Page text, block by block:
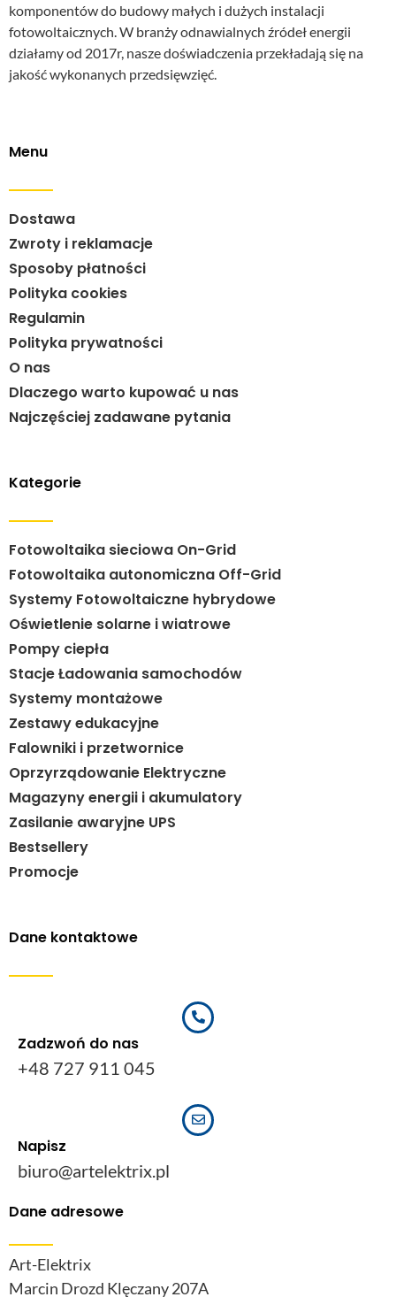
komponentów do budowy małych i dużych instalacji
fotowoltaicznych. W branży odnawialnych źródeł energii
działamy od 2017r, nasze doświadczenia przekładają się na
jakość wykonanych przedsięwzięć.
Menu
Dostawa
Zwroty i reklamacje
Sposoby płatności
Polityka cookies
Regulamin
Polityka prywatności
O nas
Dlaczego warto kupować u nas
Najczęściej zadawane pytania
Kategorie
Fotowoltaika sieciowa On-Grid
Fotowoltaika autonomiczna Off-Grid
Systemy Fotowoltaiczne hybrydowe
Oświetlenie solarne i wiatrowe
Pompy ciepła
Stacje Ładowania samochodów
Systemy montażowe
Zestawy edukacyjne
Falowniki i przetwornice
Oprzyrządowanie Elektryczne
Magazyny energii i akumulatory
Zasilanie awaryjne UPS
Bestsellery
Promocje
Dane kontaktowe
Zadzwoń do nas
+48 727 911 045
Napisz
biuro@artelektrix.pl
Dane adresowe
Art-Elektrix
Marcin Drozd Klęczany 207A